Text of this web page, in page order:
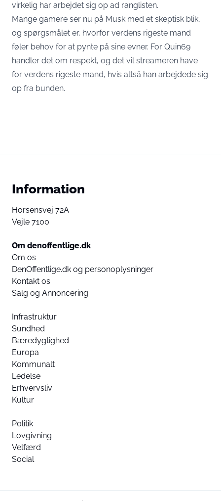
virkelig har arbejdet sig op ad ranglisten.
Mange gamere ser nu på Musk med et skeptisk blik,
og spørgsmålet er, hvorfor verdens rigeste mand
føler behov for at pynte på sine evner. For Quin69
handler det om respekt, og det vil streameren have
for verdens rigeste mand, hvis altså han arbejdede sig
op fra bunden.
Information
Horsensvej 72A
Vejle 7100
Om denoffentlige.dk
Om os
DenOffentlige.dk og personoplysninger
Kontakt os
Salg og Annoncering
Infrastruktur
Sundhed
Bæredygtighed
Europa
Kommunalt
Ledelse
Erhvervsliv
Kultur
Politik
Lovgivning
Velfærd
Social